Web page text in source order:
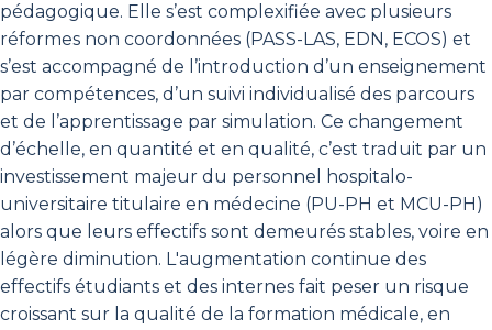
pédagogique. Elle s’est complexifiée avec plusieurs
réformes non coordonnées (PASS-LAS, EDN, ECOS) et
s’est accompagné de l’introduction d’un enseignement
par compétences, d’un suivi individualisé des parcours
et de l’apprentissage par simulation. Ce changement
d’échelle, en quantité et en qualité, c’est traduit par un
investissement majeur du personnel hospitalo-
universitaire titulaire en médecine (PU-PH et MCU-PH)
alors que leurs effectifs sont demeurés stables, voire en
légère diminution. L'augmentation continue des
effectifs étudiants et des internes fait peser un risque
croissant sur la qualité de la formation médicale, en